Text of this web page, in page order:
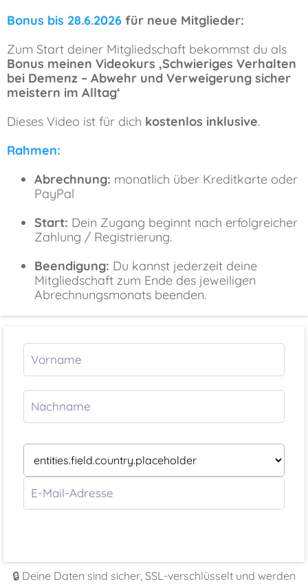
Bonus bis 28.6.2026 für neue Mitglieder:
Zum Start deiner Mitgliedschaft bekommst du als
Bonus meinen Videokurs ‚Schwieriges Verhalten
bei Demenz – Abwehr und Verweigerung sicher
meistern im Alltag‘
Dieses Video ist für dich kostenlos inklusive.
Rahmen:
Abrechnung: monatlich über Kreditkarte oder
PayPal
Start: Dein Zugang beginnt nach erfolgreicher
Zahlung / Registrierung.
Beendigung: Du kannst jederzeit deine
Mitgliedschaft zum Ende des jeweiligen
Abrechnungsmonats beenden.
🔒 Deine Daten sind sicher, SSL-verschlüsselt und werden